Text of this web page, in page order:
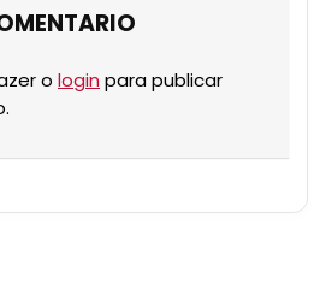
o login para publicar